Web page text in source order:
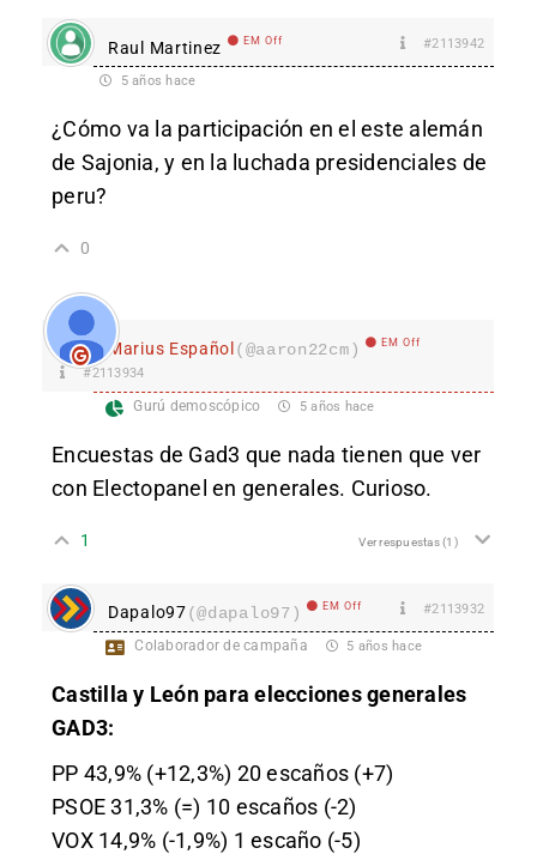
Raul Martinez EM Off #2113942
5 años hace
¿Cómo va la participación en el este alemán
de Sajonia, y en la luchada presidenciales de
peru?
0
Marius Español(@aaron22cm) EM Off
#2113934
Gurú demoscópico 5 años hace
Encuestas de Gad3 que nada tienen que ver
con Electopanel en generales. Curioso.
1 Ver respuestas(1)
Dapalo97(@dapalo97) EM Off #2113932
Colaborador de campaña 5 años hace
Castilla y León para elecciones generales
GAD3:
PP 43,9% (+12,3%) 20 escaños (+7)
PSOE 31,3% (=) 10 escaños (-2)
VOX 14,9% (-1,9%) 1 escaño (-5)